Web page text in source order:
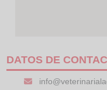
DATOS DE